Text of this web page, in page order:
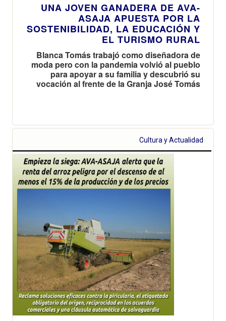
UNA JOVEN GANADERA DE AVA-
ASAJA APUESTA POR LA
SOSTENIBILIDAD, LA EDUCACIÓN Y
EL TURISMO RURAL
Blanca Tomás trabajó como diseñadora de
moda pero con la pandemia volvió al pueblo
para apoyar a su familia y descubrió su
vocación al frente de la Granja José Tomás
Cultura y Actualidad